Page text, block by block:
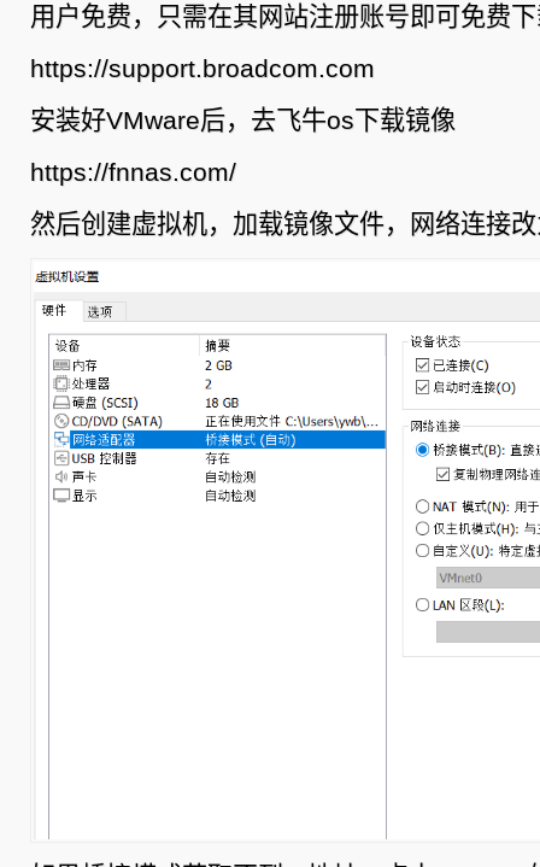
器
用户免费，只需在其网站注册账号即可免费
https://support.broadcom.com
安装好VMware后，去飞牛os下载镜像
https://fnnas.com/
然后创建虚拟机，加载镜像文件，网络连接